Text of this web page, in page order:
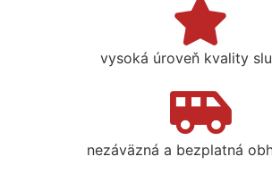
vysoká úroveň kvality
nezáväzná a bezplatná